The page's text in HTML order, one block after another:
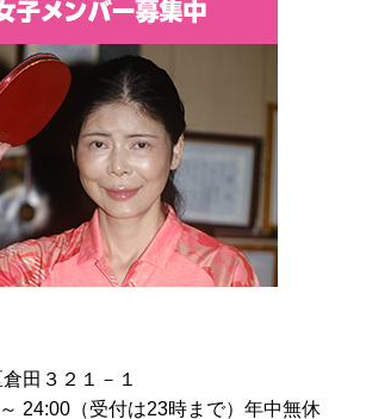
田３２１－１
24:00（受付は23時まで）年中無休